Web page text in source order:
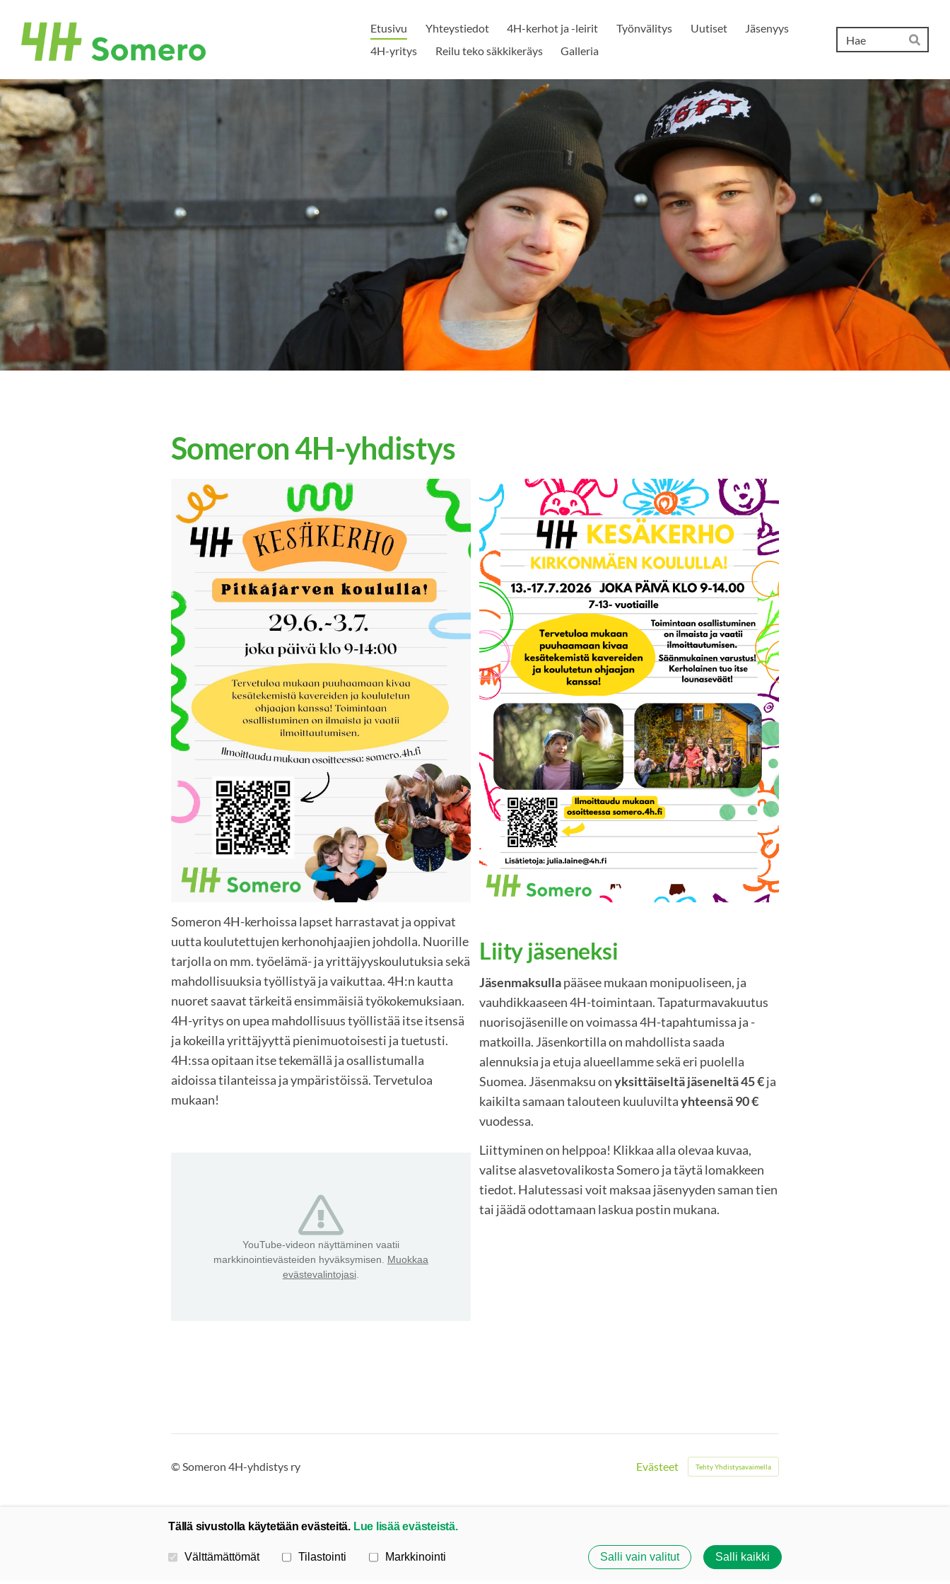
sivun
sisältöön
Someron 4H-yhdistys ry
Etusivu Yhteystiedot 4H-kerhot ja -leirit Työnvälitys Uutiset
Jäsenyys
4H-yritys
Reilu teko säkkikeräys Galleria Hae
Someron 4H-yhdistys
Someron 4H-kerhoissa lapset harrastavat ja oppivat
uutta koulutettujen kerhonohjaajien johdolla. Nuorille
tarjolla on mm. työelämä- ja yrittäjyyskoulutuksia sekä
mahdollisuuksia työllistyä ja vaikuttaa. 4H:n kautta
nuoret saavat tärkeitä ensimmäisiä työkokemuksiaan.
4H-yritys on upea mahdollisuus työllistää itse itsensä
ja kokeilla yrittäjyyttä pienimuotoisesti ja tuetusti.
4H:ssa opitaan itse tekemällä ja osallistumalla
aidoissa tilanteissa ja ympäristöissä. Tervetuloa
mukaan!
YouTube-videon näyttäminen vaatii
markkinointievästeiden hyväksymisen. Muokkaa
evästevalintojasi.
Liity jäseneksi
Jäsenmaksullapääsee mukaan monipuoliseen, ja
vauhdikkaaseen 4H-toimintaan. Tapaturmavakuutus
nuorisojäsenille on voimassa 4H-tapahtumissa ja -
matkoilla. Jäsenkortilla on mahdollista saada
alennuksia ja etuja alueellamme sekä eri puolella
Suomea. Jäsenmaksu onyksittäiseltä jäseneltä 45 €ja
kaikilta samaan talouteen kuuluviltayhteensä 90 €
vuodessa.
Liittyminen on helppoa! Klikkaa alla olevaa kuvaa,
valitse alasvetovalikosta Somero ja täytä lomakkeen
tiedot. Halutessasi voit maksaa jäsenyyden saman tien
tai jäädä odottamaan laskua postin mukana.
©Someron 4H-yhdistys ry Evästeet Tehty Yhdistysavaimella
Tällä sivustolla käytetään evästeitä. Lue lisää evästeistä.
Valitse käytettävät evästeet
Välttämättömät Tilastointi Markkinointi Salli vain valitut Salli kaikki